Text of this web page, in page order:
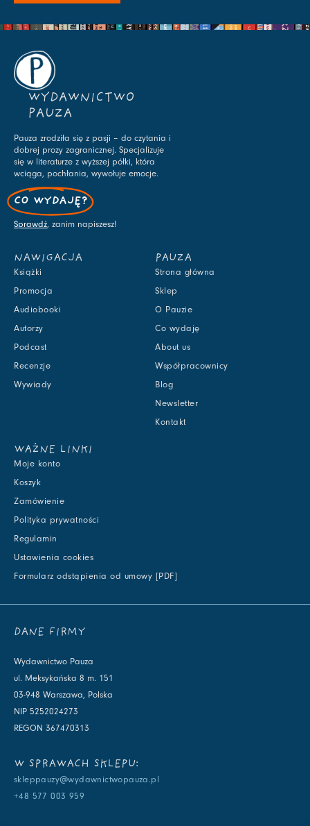
WYDAWNICTWO
PAUZA
Pauza zrodziła się z pasji – do czytania i
dobrej prozy zagranicznej. Specjalizuje
się w literaturze z wyższej półki, która
wciąga, pochłania, wywołuje emocje.
CO WYDAJĘ?
Sprawdź, zanim napiszesz!
NAWIGACJA
Książki
Promocja
Audiobooki
Autorzy
Podcast
Recenzje
Wywiady
PAUZA
Strona główna
Sklep
O Pauzie
Co wydaję
About us
Współpracownicy
Blog
Newsletter
Kontakt
WAŻNE LINKI
Moje konto
Koszyk
Zamówienie
Polityka prywatności
Regulamin
Ustawienia cookies
Formularz odstąpienia od umowy [PDF]
DANE FIRMY
Wydawnictwo Pauza
ul. Meksykańska 8 m. 151
03-948 Warszawa, Polska
NIP 5252024273
REGON 367470313
W SPRAWACH SKLEPU:
skleppauzy@wydawnictwopauza.pl
+48 577 003 959